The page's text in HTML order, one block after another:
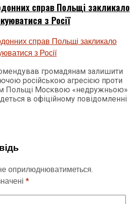
справ Польщі закликало
з Росії
громадянам залишити
російською агресією проти
Польщі Москвою «недружньою»
в офіційному повідомленні
оприлюднюватиметься.
*